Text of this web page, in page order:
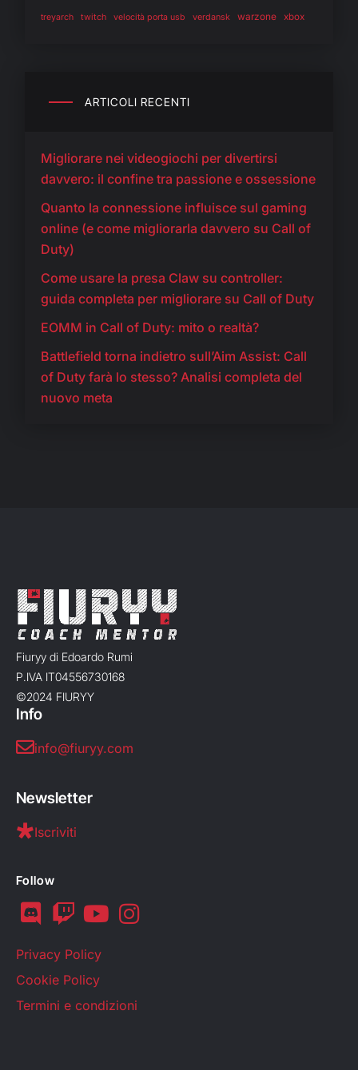
treyarch twitch velocità porta usb verdansk warzone xbox
ARTICOLI RECENTI
Migliorare nei videogiochi per divertirsi
davvero: il confine tra passione e ossessione
Quanto la connessione influisce sul gaming
online (e come migliorarla davvero su Call of
Duty)
Come usare la presa Claw su controller:
guida completa per migliorare su Call of Duty
EOMM in Call of Duty: mito o realtà?
Battlefield torna indietro sull’Aim Assist: Call
of Duty farà lo stesso? Analisi completa del
nuovo meta
Fiuryy di Edoardo Rumi
P.IVA IT04556730168
©2024 FIURYY
Info
info@fiuryy.com
Newsletter
Iscriviti
Follow
Privacy Policy
Cookie Policy
Termini e condizioni